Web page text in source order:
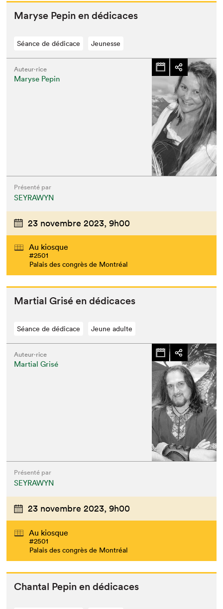
Maryse Pepin en dédicaces
Séance de dédicace Jeunesse
Auteur·rice
Maryse Pepin
Présenté par
SEYRAWYN
23 novembre 2023, 9h00
Au kiosque
#2501
Palais des congrès de Montréal
Mar­tial Grisé en dédicaces
Séance de dédicace Jeune adulte
Auteur·rice
Martial Grisé
Présenté par
SEYRAWYN
23 novembre 2023, 9h00
Au kiosque
#2501
Palais des congrès de Montréal
Chan­tal Pepin en dédicaces